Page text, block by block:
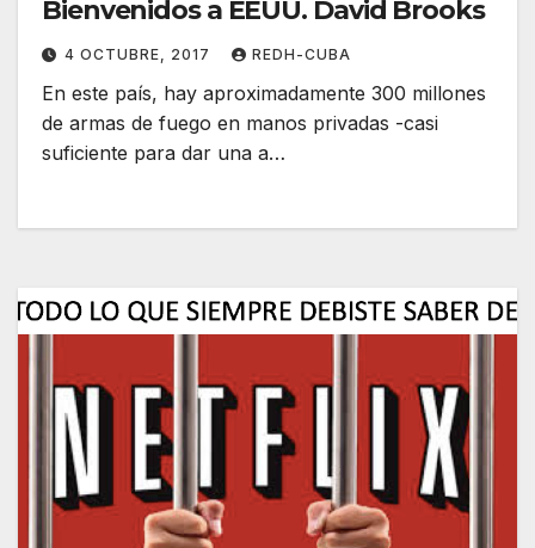
Bienvenidos a EEUU. David Brooks
4 OCTUBRE, 2017 REDH-CUBA
En este país, hay aproximadamente 300 millones
de armas de fuego en manos privadas -casi
suficiente para dar una a…